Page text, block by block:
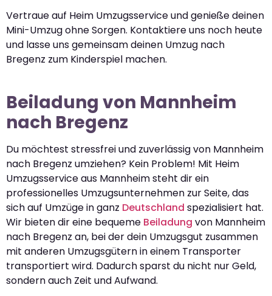
Vertraue auf Heim Umzugsservice und genieße deinen
Mini-Umzug ohne Sorgen. Kontaktiere uns noch heute
und lasse uns gemeinsam deinen Umzug nach
Bregenz zum Kinderspiel machen.
Beiladung von Mannheim
nach Bregenz
Du möchtest stressfrei und zuverlässig von Mannheim
nach Bregenz umziehen? Kein Problem! Mit Heim
Umzugsservice aus Mannheim steht dir ein
professionelles Umzugsunternehmen zur Seite, das
sich auf Umzüge in ganz Deutschland spezialisiert hat.
Wir bieten dir eine bequeme Beiladung von Mannheim
nach Bregenz an, bei der dein Umzugsgut zusammen
mit anderen Umzugsgütern in einem Transporter
transportiert wird. Dadurch sparst du nicht nur Geld,
sondern auch Zeit und Aufwand.